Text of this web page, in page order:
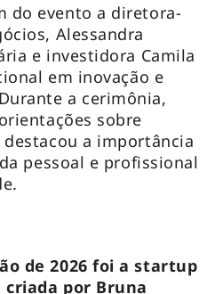
do evento a diretora-
Alessandra
e investidora Camila
em inovação e
a cerimônia,
sobre
a importância
pessoal e profissional
de 2026 foi a startup
criada por Bruna